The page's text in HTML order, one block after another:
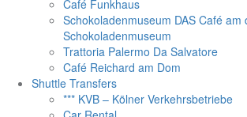
Café Funkhaus
Schokoladenmuseum DAS Café am
Schokoladenmuseum
Trattoria Palermo Da Salvatore
Café Reichard am Dom
Shuttle Transfers
*** KVB – Kölner Verkehrsbetriebe